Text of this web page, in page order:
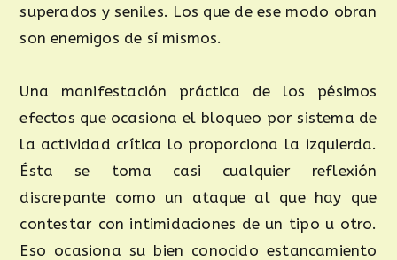
superados y seniles. Los que de ese modo obran
son enemigos de sí mismos.
Una manifestación práctica de los pésimos
efectos que ocasiona el bloqueo por sistema de
la actividad crítica lo proporciona la izquierda.
Ésta se toma casi cualquier reflexión
discrepante como un ataque al que hay que
contestar con intimidaciones de un tipo u otro.
Eso ocasiona su bien conocido estancamiento